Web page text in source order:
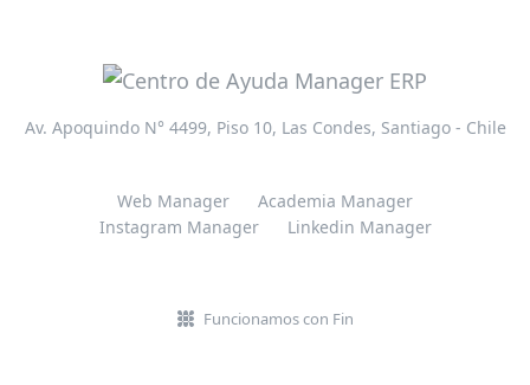
Av. Apoquindo N° 4499, Piso 10, Las Condes, Santiago - Chile
Web Manager
Academia Manager
Instagram Manager
Linkedin Manager
Funcionamos con Fin